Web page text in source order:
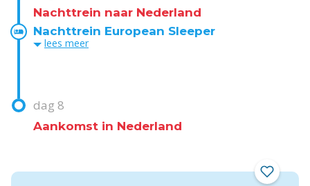
Nachttrein naar Nederland
Nachttrein European Sleeper
lees meer
dag 8
Aankomst in Nederland